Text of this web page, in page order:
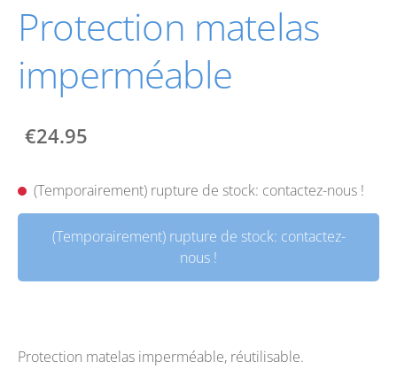
Protection matelas
imperméable
€24.95
(Temporairement) rupture de stock: contactez-nous !
(Temporairement) rupture de stock: contactez-
nous !
Protection matelas imperméable, réutilisable.